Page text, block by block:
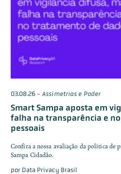
03.08.26 - Assimetrias e Poder
Smart Sampa aposta em
falha na transparência e
pessoais
Confira a nossa avaliação da política de
Sampa Cidadão.
por Data Privacy Brasil